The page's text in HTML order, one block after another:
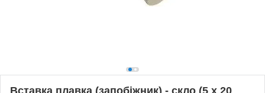
Вставка плавка (запобіжник) - скло (5 x 20